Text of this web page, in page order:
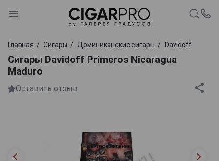
Главная Сигары Доминиканские сигары Davidoff
Сигары Davidoff Primeros Nicaragua
Maduro
Оставить отзыв